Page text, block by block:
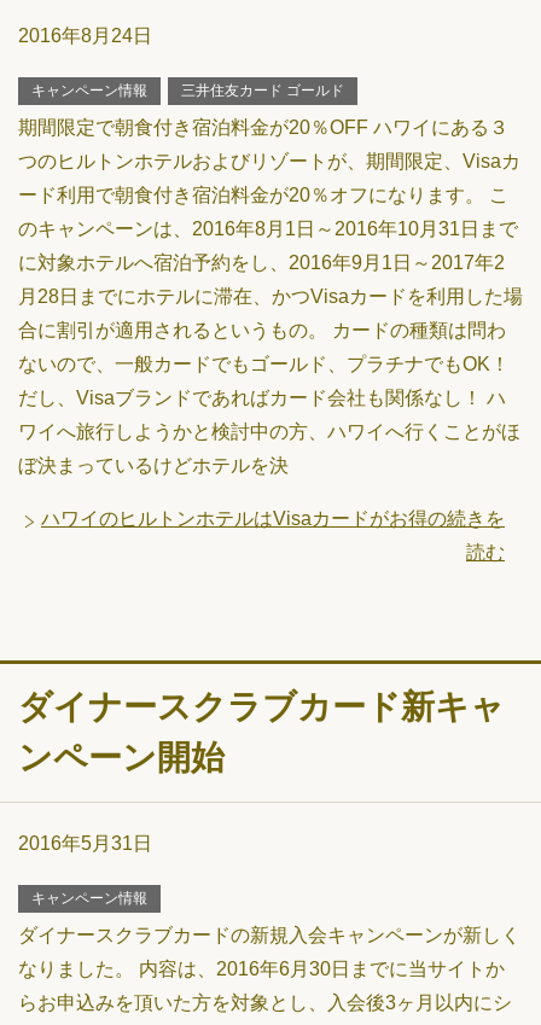
2016年8月24日
キャンペーン情報 三井住友カード ゴールド
期間限定で朝食付き宿泊料金が20％OFF ハワイにある３
つのヒルトンホテルおよびリゾートが、期間限定、Visaカ
ード利用で朝食付き宿泊料金が20％オフになります。 こ
のキャンペーンは、2016年8月1日～2016年10月31日まで
に対象ホテルへ宿泊予約をし、2016年9月1日～2017年2
月28日までにホテルに滞在、かつVisaカードを利用した場
合に割引が適用されるというもの。 カードの種類は問わ
ないので、一般カードでもゴールド、プラチナでもOK！
だし、Visaブランドであればカード会社も関係なし！ ハ
ワイへ旅行しようかと検討中の方、ハワイへ行くことがほ
ぼ決まっているけどホテルを決
ハワイのヒルトンホテルはVisaカードがお得の続きを
読む
ダイナースクラブカード新キャ
ンペーン開始
2016年5月31日
キャンペーン情報
ダイナースクラブカードの新規入会キャンペーンが新しく
なりました。 内容は、2016年6月30日までに当サイトか
らお申込みを頂いた方を対象とし、入会後3ヶ月以内にシ